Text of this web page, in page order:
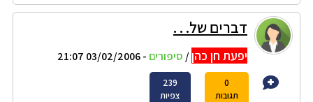
דברים של. . .
יפעת חן כהן/ סיפורים - 03/02/2006 21:07
0
תגובות
239
צפיות